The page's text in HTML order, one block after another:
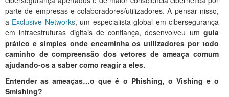
parte de empresas e colaboradores/utilizadores. A pensar nisso,
a Exclusive Networks, um especialista global em cibersegurança
em infraestruturas digitais de confiança, desenvolveu um guia
prático e simples onde encaminha os utilizadores por todo
caminho de compreensão dos vetores de ameaça comum
ajudando-os a saber como reagir a eles.
Entender as ameaças…o que é o Phishing, o Vishing e o
Smishing?